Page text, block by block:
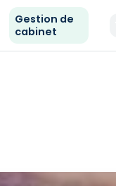
Gestion de
cabinet